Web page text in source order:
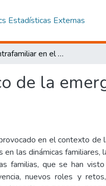
Estadísticas Externas
Violencia intrafamiliar en el marco de la emergencia sanitaria por el COVID-19
de la
en el contexto de
en las dinámicas familiares,
familias, que se han
nuevos roles y